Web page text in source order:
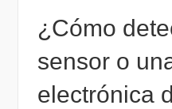
¿Cómo
sensor o
electrónica